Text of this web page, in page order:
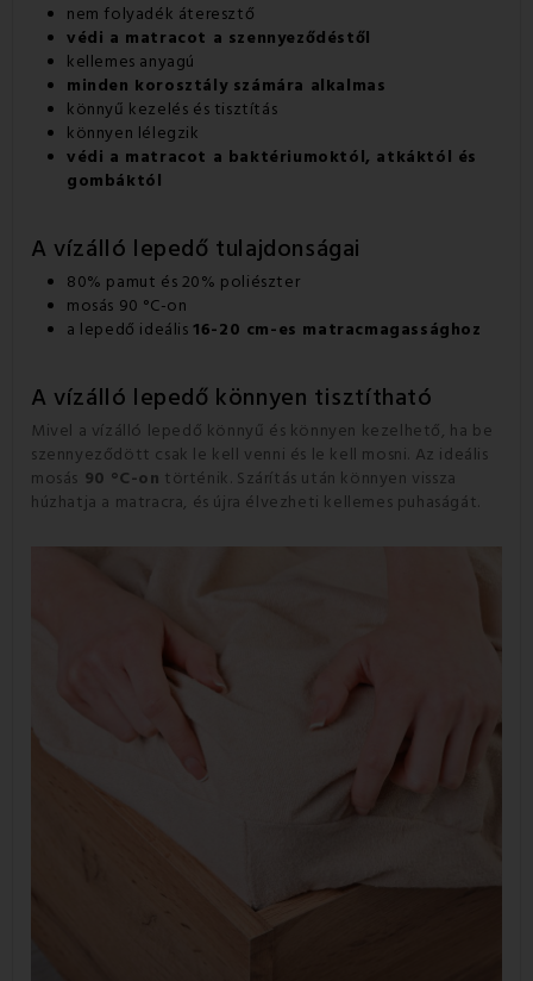
nem folyadék áteresztő
védi a matracot a szennyeződéstől
kellemes anyagú
minden korosztály számára alkalmas
könnyű kezelés és tisztítás
könnyen lélegzik
védi a matracot a baktériumoktól, atkáktól és
gombáktól
A vízálló lepedő tulajdonságai
80% pamut és 20% poliészter
mosás 90 °C-on
a lepedő ideális16-20 cm-es matracmagassághoz
A vízálló lepedő könnyen tisztítható
Mivel a vízálló lepedő könnyű és könnyen kezelhető, ha be
szennyeződött csak le kell venni és le kell mosni. Az ideális
mosás 90 °C-on történik. Szárítás után könnyen vissza
húzhatja a matracra, és újra élvezheti kellemes puhaságát.